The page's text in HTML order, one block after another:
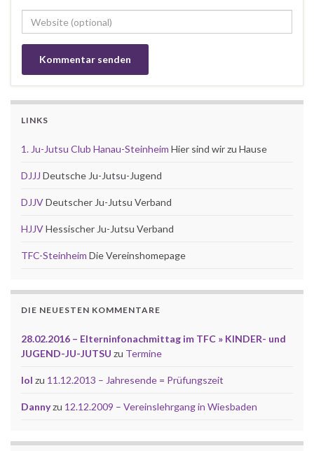
LINKS
1. Ju-Jutsu Club Hanau-Steinheim Hier sind wir zu Hause
DJJJ Deutsche Ju-Jutsu-Jugend
DJJVDeutscher Ju-Jutsu Verband
HJJVHessischer Ju-Jutsu Verband
TFC-Steinheim Die Vereinshomepage
DIE NEUESTEN KOMMENTARE
28.02.2016 – Elterninfonachmittag im TFC » KINDER- und
JUGEND-JU-JUTSU zu Termine
lol zu 11.12.2013 – Jahresende = Prüfungszeit
Dannyzu 12.12.2009 – Vereinslehrgang in Wiesbaden